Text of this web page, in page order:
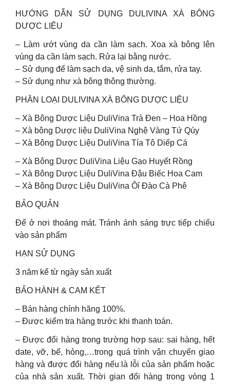
HƯỚNG DẪN SỬ DỤNG DULIVINA XÀ BÔNG
DƯỢC LIỆU
– Làm ướt vùng da cần làm sạch. Xoa xà bông lên
vùng da cần làm sạch. Rửa lại bằng nước.
– Sử dụng để làm sạch da, vệ sinh da, tắm, rửa tay.
– Sử dụng như xà bông thông thường.
PHÂN LOẠI DULIVINA XÀ BÔNG DƯỢC LIỆU
– Xà Bông Dược Liệu DuliVina Trà Đen – Hoa Hồng
– Xà bông Dược liệu DuliVina Nghệ Vàng Tứ Qúy
– Xà Bông Dược Liệu DuliVina Tía Tô Diếp Cá
– Xà Bông Dược DuliVina Liệu Gạo Huyết Rồng
– Xà Bông Dược Liệu DuliVina Đậu Biếc Hoa Cam
– Xà Bông Dược Liệu DuliVina Ôỉ Đào Cà Phê
BẢO QUẢN
Để ở nơi thoáng mát. Tránh ánh sáng trực tiếp chiếu
vào sản phẩm
HẠN SỬ DỤNG
3 năm kể từ ngày sản xuất
BẢO HÀNH & CAM KẾT
– Bán hàng chính hãng 100%.
– Được kiểm tra hàng trước khi thanh toán.
– Được đổi hàng trong trường hợp sau: sai hàng, hết
date, vỡ, bể, hỏng,…trong quá trình vận chuyển giao
hàng và được đổi hàng nếu là lỗi của sản phẩm hoặc
của nhà sản xuất. Thời gian đổi hàng trong vòng 1